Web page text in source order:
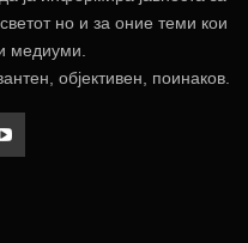
но и за оние теми кои
медиуми.
објективен, поинаков.